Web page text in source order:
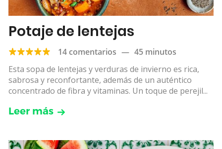
Potaje de lentejas
14 comentarios — 45 minutos
Esta sopa de lentejas y verduras de invierno es rica,
sabrosa y reconfortante, además de un auténtico
concentrado de fibra y vitaminas. Un toque de perejil...
Leer más